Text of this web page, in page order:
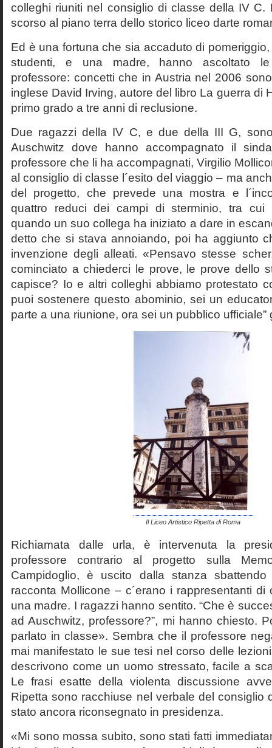
colleghi riuniti nel consiglio di classe della IV C.
scorso al piano terra dello storico liceo darte
Ed è una fortuna che sia accaduto di
studenti, e una madre, hanno ascoltato le
professore: concetti che in Austria nel 2006
inglese David Irving, autore del libro La guerra di
primo grado a tre anni di reclusione.
Due ragazzi della IV C, e due della III G,
Auschwitz dove hanno accompagnato il
professore che li ha accompagnati, Virgilio
al consiglio di classe l´esito del viaggio – ma
del progetto, che prevede una mostra e
quattro reduci dei campi di sterminio, tra cui
quando un suo collega ha iniziato a dare in
detto che si stava annoiando, poi ha aggiunto
invenzione degli alleati. «Pensavo stesse
cominciato a chiederci le prove, le prove dello
capisce? Io e altri colleghi abbiamo protestato
puoi sostenere questo abominio, sei un
parte a una riunione, ora sei un pubblico ufficiale”
Il Liceo Artistico Ripetta di Roma
Richiamata dalle urla, è intervenuta la
professore contrario al progetto sulla
Campidoglio, è uscito dalla stanza
racconta Mollicone – c´erano i rappresentanti
una madre. I ragazzi hanno sentito. “Che è
ad Auschwitz, professore?”, mi hanno chiesto.
parlato in classe». Sembra che il professore
mai manifestato le sue tesi nel corso delle
descrivono come un uomo stressato, facile a
Le frasi esatte della violenta discussione
Ripetta sono racchiuse nel verbale del consiglio
stato ancora riconsegnato in presidenza.
«Mi sono mossa subito, sono stati fatti